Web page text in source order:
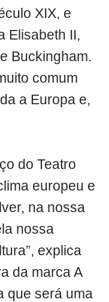
XIX, e
Elisabeth II,
Buckingham.
comum
a Europa e,
do Teatro
europeu e
na nossa
nossa
explica
da marca A
que será uma